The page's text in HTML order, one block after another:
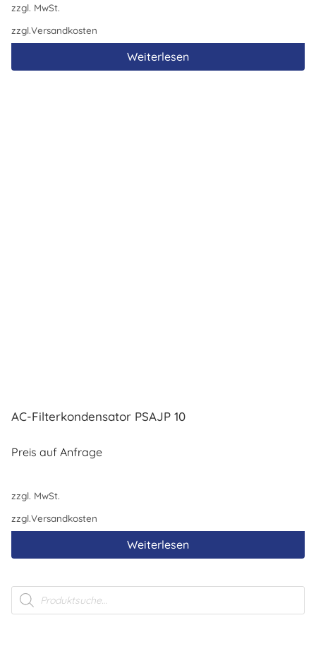
zzgl. MwSt.
zzgl.Versandkosten
Weiterlesen
AC-Filterkondensator PSAJP 10
Preis auf Anfrage
zzgl. MwSt.
zzgl.Versandkosten
Weiterlesen
Products
search